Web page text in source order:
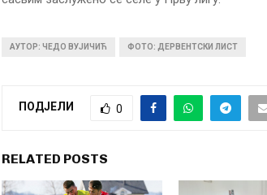
АУТОР: ЧЕДО ВУЈИЧИЋ ФОТО: ДЕРВЕНТСКИ ЛИСТ
ПОДЈЕЛИ 0
RELATED POSTS